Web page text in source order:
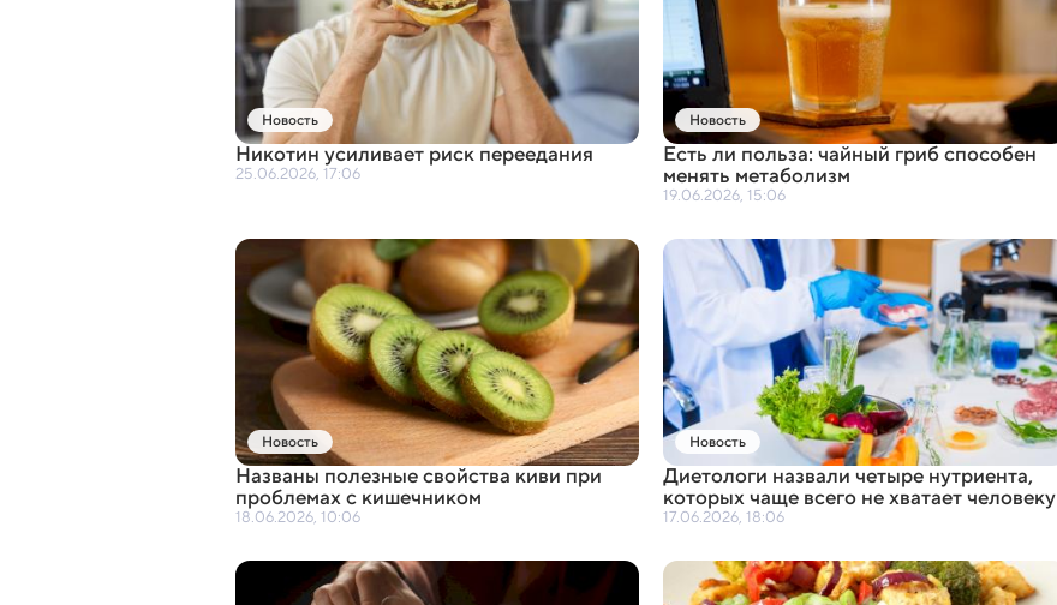
Новость
Никотин усиливает риск переедания
25.06.2026, 17:06
Новость
Есть ли польза: чайный гриб способен
менять метаболизм
19.06.2026, 15:06
Новость
Названы полезные свойства киви при
проблемах с кишечником
18.06.2026, 10:06
Новость
Диетологи назвали четыре нутриента,
которых чаще всего не хватает человеку
17.06.2026, 18:06